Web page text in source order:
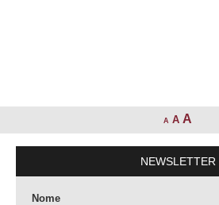
A A A
NEWSLETTER
Nome